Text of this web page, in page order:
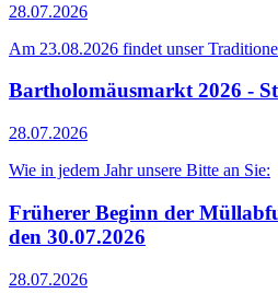
28.07.2026
Am 23.08.2026 findet unser
Bartholomäusmarkt 2026 -
28.07.2026
Wie in jedem Jahr unsere Bitte an Sie:
Früherer Beginn der
den 30.07.2026
28.07.2026